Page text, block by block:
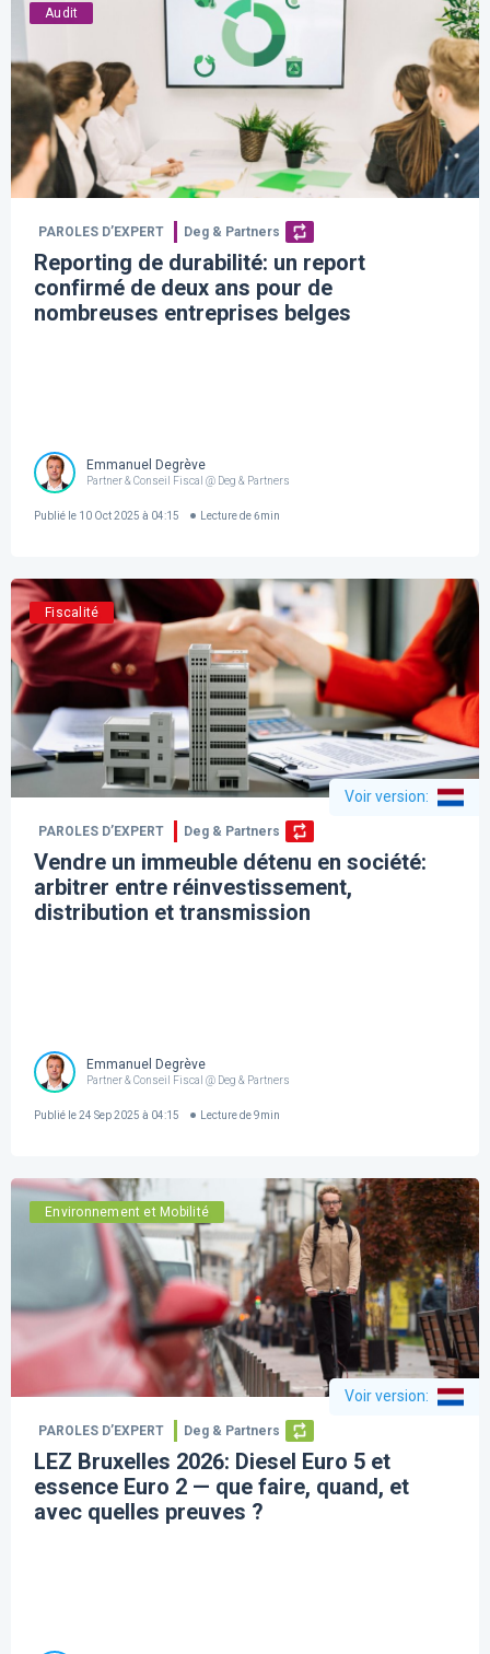
Audit
PAROLES D’EXPERT Deg & Partners
Reporting de durabilité: un report
confirmé de deux ans pour de
nombreuses entreprises belges
Emmanuel Degrève
Partner & Conseil Fiscal @ Deg & Partners
Publié le 10 Oct 2025 à 04:15 Lecture de 6min
Fiscalité
Voir version:
PAROLES D’EXPERT Deg & Partners
Vendre un immeuble détenu en société:
arbitrer entre réinvestissement,
distribution et transmission
Emmanuel Degrève
Partner & Conseil Fiscal @ Deg & Partners
Publié le24 Sep 2025 à 04:15 Lecture de 9min
Environnement et Mobilité
Voir version:
PAROLES D’EXPERT Deg & Partners
LEZ Bruxelles 2026: Diesel Euro 5 et
essence Euro 2 — que faire, quand, et
avec quelles preuves ?